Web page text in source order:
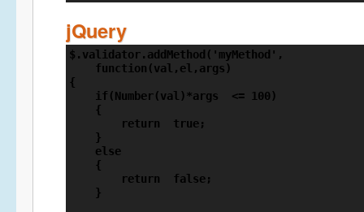
jQuery
$.validator.addMethod('myMethod',
    function(val,el,args)
{
    if(Number(val)*args  <= 100)
    {
        return  true;
    }
    else
    {
        return  false;
    }